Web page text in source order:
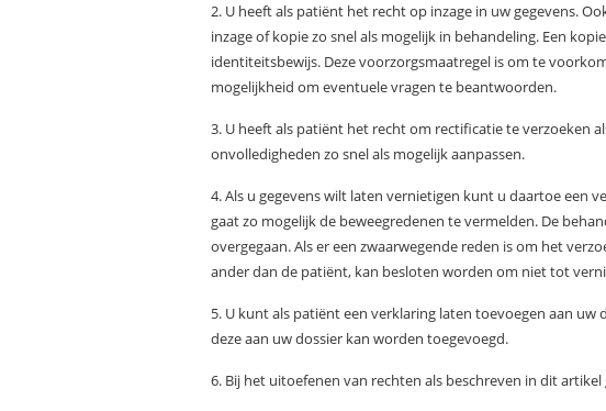
2. U heeft als patiënt het recht op inzage in uw gegevens.
inzage of kopie zo snel als mogelijk in behandeling. Een
identiteitsbewijs. Deze voorzorgsmaatregel is om te
mogelijkheid om eventuele vragen te beantwoorden.
3. U heeft als patiënt het recht om rectificatie te verzoeken
onvolledigheden zo snel als mogelijk aanpassen.
4. Als u gegevens wilt laten vernietigen kunt u daartoe een
gaat zo mogelijk de beweegredenen te vermelden. De
overgegaan. Als er een zwaarwegende reden is om het
ander dan de patiënt, kan besloten worden om niet tot
5. U kunt als patiënt een verklaring laten toevoegen aan
deze aan uw dossier kan worden toegevoegd.
6. Bij het uitoefenen van rechten als beschreven in dit